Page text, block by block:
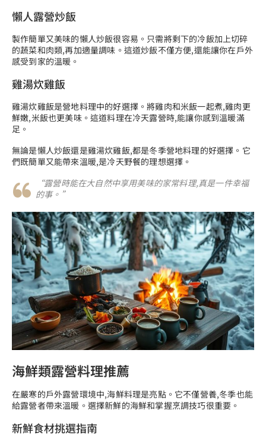
懶人露營炒飯
製作簡單又美味的懶人炒飯很容易。只需將剩下的冷飯加上切碎
的蔬菜和肉類,再加適量調味。這道炒飯不僅方便,還能讓你在戶外
感受到家的溫暖。
雞湯炊雞飯
雞湯炊雞飯是營地料理中的好選擇。將雞肉和米飯一起煮,雞肉更
鮮嫩,米飯也更美味。這道料理在冷天露營時,能讓你感到溫暖滿
足。
無論是懶人炒飯還是雞湯炊雞飯,都是冬季營地料理的好選擇。它
們既簡單又能帶來溫暖,是冷天野餐的理想選擇。
“露營時能在大自然中享用美味的家常料理,真是一件幸福
的事。”
海鮮類露營料理推薦
在嚴寒的戶外露營環境中,海鮮料理是亮點。它不僅營養,冬季也能
給露營者帶來溫暖。選擇新鮮的海鮮和掌握烹調技巧很重要。
新鮮食材挑選指南